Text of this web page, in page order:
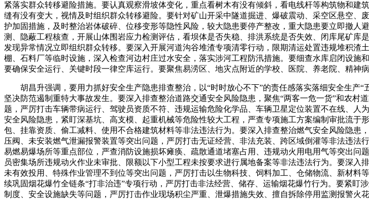
紧落实群众转移避险措施。要认真观察滑坡体变化，重点看树木有没有倾斜，看电线杆等构筑物和
缝有没有变大，视情及时组织群众转移避险。要针对矿山开采中隧道掘进、爆破震动、采空区悬空
护加固措施，及时整治岩体破碎、位移变形等隐性风险，较大隐患要停产整改，重大隐患要立即撤
测、隐蔽工程核查，开展山体围岩应力检测评估，看坝体是否失稳、排洪系统是否失效、闭库尾矿库
发现异常情况立即组织群众转移。要深入开展河道沟谷堆渣专项清零行动，限期清运处置违规堆积
棚、石料厂等临时设施，深入检查河边村庄过水安全，落实涉河工程防汛措施。要细查水库启闭设
要确保安全运行、关键时段一律空库运行。要聚焦易涝区、地灾点附近的学校、医院、养老院、精神
胡昌升强调，要用力抓好安全生产隐患排查整治，以“时时放心不下”的责任感落实落细安全生产“
坚决防范遏制重特大事故发生。要深入排查整治道路交通安全风险隐患，聚焦“两客一危一货”和农
题，严厉打击车辆带病运行、驾驶员资质不符、违规运输危险化学品、车辆卫星定位装置不在线、
安全风险隐患，紧盯深基坑、高支模、起重机械等危险性较大工程，严查专项施工方案编制审批流
包、挂靠资质、偷工减料、使用不合格建筑材料等非法违法行为。要深入排查整治燃气安全风险隐
压阀、未安装燃气泄漏报警装置等突出问题，严厉打击无证经营、非法充装、跨区域倒灌等非法违法
易燃易爆场所等重点部位，严查消防设施损坏瘫痪、疏散通道堵塞占用、违规动火用电用气等突出
员密集场所违规动火作业未审批、限额以下小型工程未按要求进行属地备案等非法违法行为。要深
未有效投用、特殊作业管理不到位等突出问题，严厉打击以生物科技、饲料加工、仓储物流、新材料
续巩固烟花爆竹全链条“打非治违”专项行动，严厉打击非法经营、储存、运输烟花爆竹行为。要紧
制度、安全设施缺失等问题，严厉打击作业现场积尘严重、泄爆措施失效、擅自拆除停用监测报警